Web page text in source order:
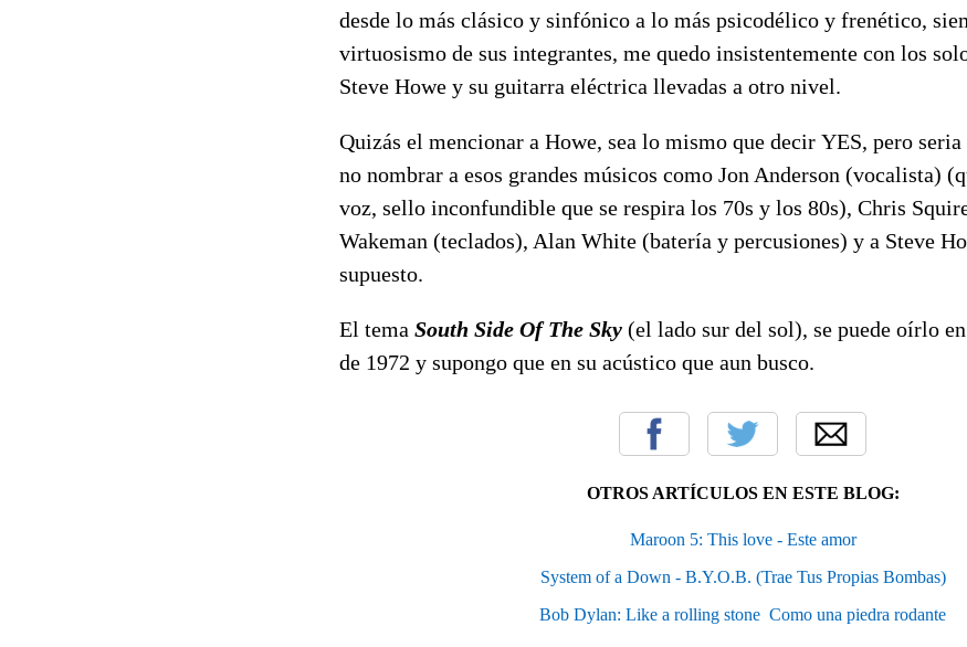
desde lo más clásico y sinfónico a lo más psicodélico y frenético,
virtuosismo de sus integrantes, me quedo insistentemente con los
Steve Howe y su guitarra eléctrica llevadas a otro nivel.
Quizás el mencionar a Howe, sea lo mismo que decir YES, pero
no nombrar a esos grandes músicos como Jon Anderson (vocalista)
voz, sello inconfundible que se respira los 70s y los 80s), Chris
Wakeman (teclados), Alan White (batería y percusiones) y a Steve
supuesto.
El tema South Side Of The Sky (el lado sur del sol), se puede oírlo
de 1972 y supongo que en su acústico que aun busco.
OTROS ARTÍCULOS EN ESTE BLOG:
Maroon 5: This love - Este amor
System of a Down - B.Y.O.B. (Trae Tus Propias Bombas)
Bob Dylan: Like a rolling stone  Como una piedra rodante